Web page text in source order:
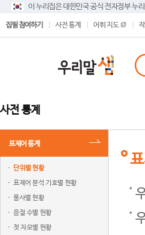
이 누리집은 대한민국 공식 전자정부 누
집필 참여하기 사전 통계 어휘 지도
사전 통계
표제어 통계
단위별 현황
표제어 분석 기호별 현황
품사별 현황
음절 수별 현황
첫 자모별 현황